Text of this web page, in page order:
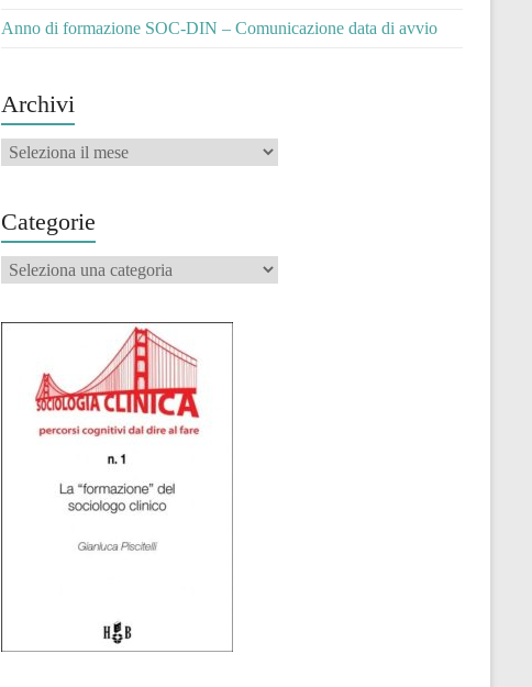
Anno di formazione SOC-DIN – Comunicazione data di avvio
Archivi
Archivi
Categorie
Categorie